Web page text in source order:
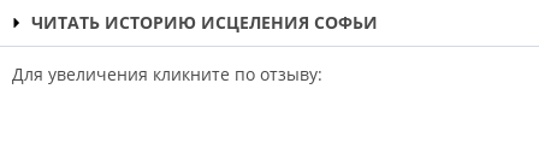
ЧИТАТЬ ИСТОРИЮ ИСЦЕЛЕНИЯ СОФЬИ
Для увеличения кликните по отзыву: